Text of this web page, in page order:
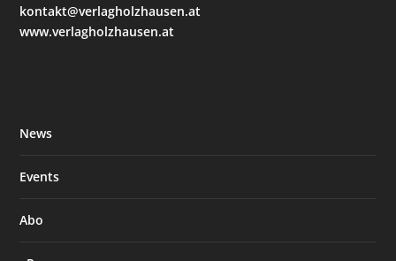
kontakt@verlagholzhausen.at
www.verlagholzhausen.at
News
Events
Abo